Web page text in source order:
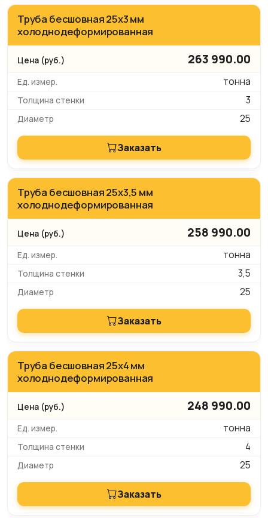
Труба бесшовная 25х3 мм
холоднодеформированная
263 990.00
тонна
3
25
Заказать
Труба бесшовная 25х3,5 мм
холоднодеформированная
258 990.00
тонна
3,5
25
Заказать
Труба бесшовная 25х4 мм
холоднодеформированная
248 990.00
тонна
4
25
Заказать